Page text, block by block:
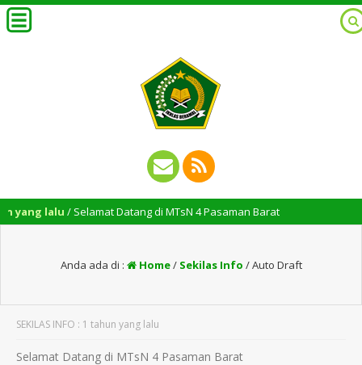
yang lalu/ Selamat Datang di MTsN 4 Pasaman Barat
Anda ada di : Home/ Sekilas Info /Auto Draft
SEKILAS INFO : 1 tahun yang lalu
Selamat Datang di MTsN 4 Pasaman Barat